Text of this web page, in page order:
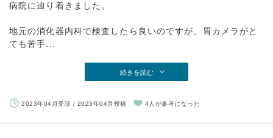
病院に辿り着きました。
地元の消化器内科で検査したら良いのですが、胃カメラがと
ても苦手...
続きを読む
2023年04月受診 / 2023年04月投稿 4人が参考になった